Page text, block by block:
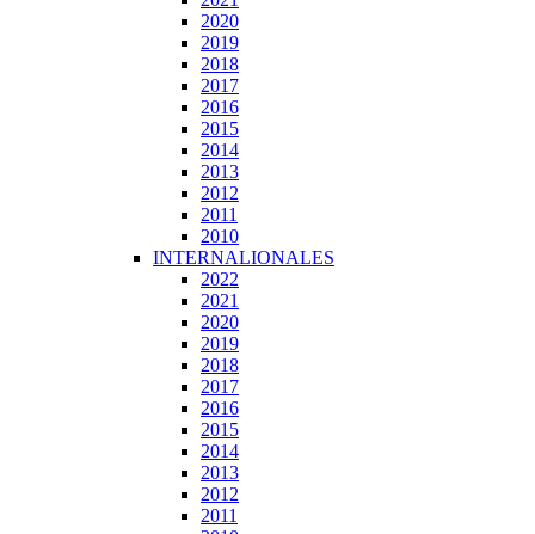
2020
2019
2018
2017
2016
2015
2014
2013
2012
2011
2010
INTERNALIONALES
2022
2021
2020
2019
2018
2017
2016
2015
2014
2013
2012
2011